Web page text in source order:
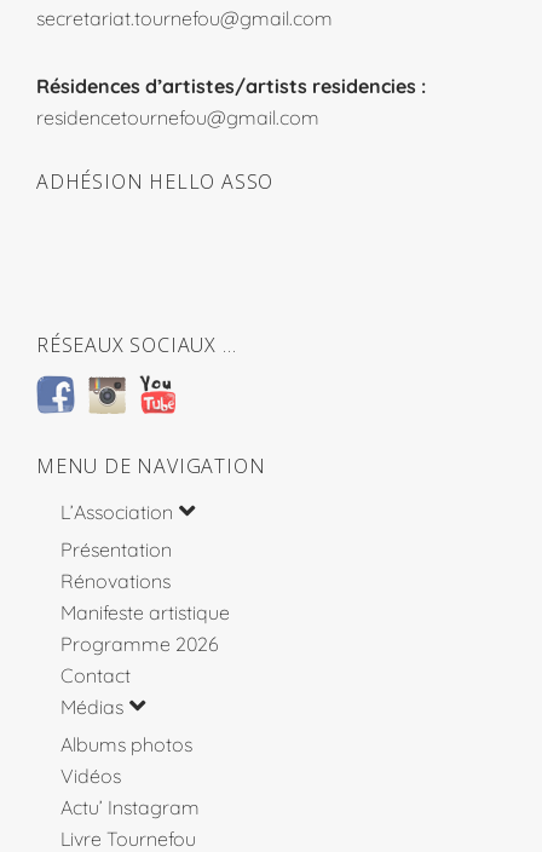
secretariat.tournefou@gmail.com
Résidences d’artistes/artists residencies :
residencetournefou@gmail.com
ADHÉSION HELLO ASSO
RÉSEAUX SOCIAUX …
MENU DE NAVIGATION
L’Association
Présentation
Rénovations
Manifeste artistique
Programme 2026
Contact
Médias
Albums photos
Vidéos
Actu’ Instagram
Livre Tournefou